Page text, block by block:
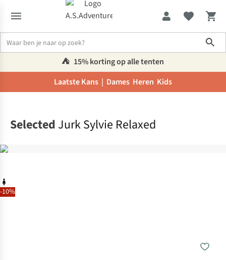
⛺️ 15% korting op alle tenten
Laatste Kans | Dames Heren Kids
-10%
Selected Jurk Sylvie Relaxed